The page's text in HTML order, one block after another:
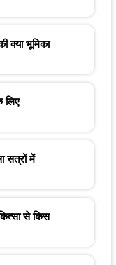
क्या भूमिका
लिए
सत्रों में
से किस